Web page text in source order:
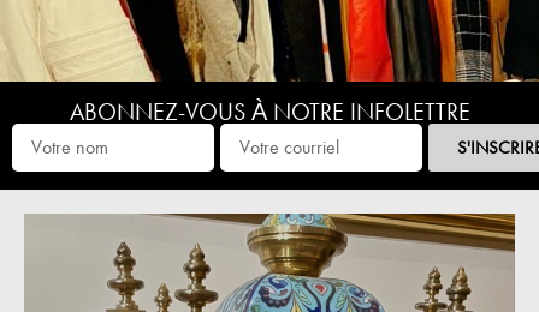
ABONNEZ-VOUS À NOTRE INFOLETTRE